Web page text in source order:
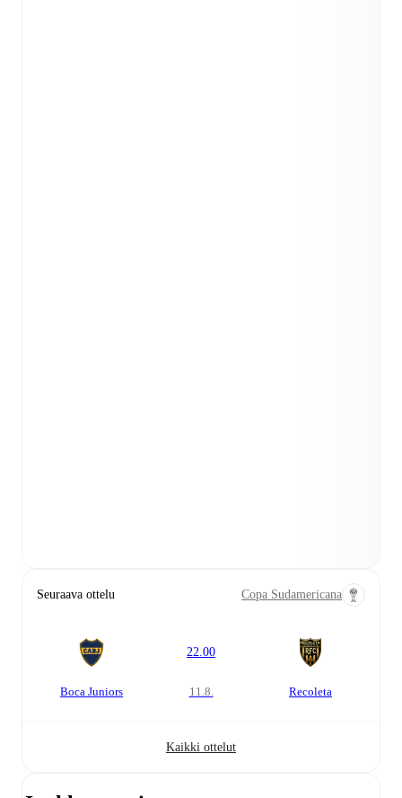
Seuraava ottelu Copa Sudamericana
Boca Juniors
22.00
11.8. Recoleta
Kaikki ottelut